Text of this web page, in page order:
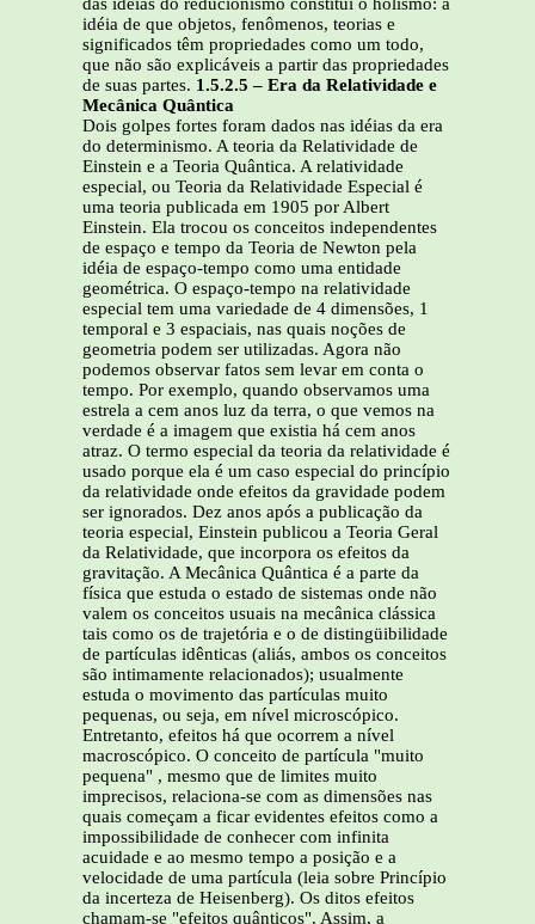
das idéias do reducionismo constitui o holismo: a
idéia de que objetos, fenômenos, teorias e
significados têm propriedades como um todo,
que não são explicáveis a partir das propriedades
de suas partes. 1.5.2.5 – Era da Relatividade e
Mecânica Quântica
Dois golpes fortes foram dados nas idéias da era
do determinismo. A teoria da Relatividade de
Einstein e a Teoria Quântica. A relatividade
especial, ou Teoria da Relatividade Especial é
uma teoria publicada em 1905 por Albert
Einstein. Ela trocou os conceitos independentes
de espaço e tempo da Teoria de Newton pela
idéia de espaço-tempo como uma entidade
geométrica. O espaço-tempo na relatividade
especial tem uma variedade de 4 dimensões, 1
temporal e 3 espaciais, nas quais noções de
geometria podem ser utilizadas. Agora não
podemos observar fatos sem levar em conta o
tempo. Por exemplo, quando observamos uma
estrela a cem anos luz da terra, o que vemos na
verdade é a imagem que existia há cem anos
atraz. O termo especial da teoria da relatividade é
usado porque ela é um caso especial do princípio
da relatividade onde efeitos da gravidade podem
ser ignorados. Dez anos após a publicação da
teoria especial, Einstein publicou a Teoria Geral
da Relatividade, que incorpora os efeitos da
gravitação. A Mecânica Quântica é a parte da
física que estuda o estado de sistemas onde não
valem os conceitos usuais na mecânica clássica
tais como os de trajetória e o de distingüibilidade
de partículas idênticas (aliás, ambos os conceitos
são intimamente relacionados); usualmente
estuda o movimento das partículas muito
pequenas, ou seja, em nível microscópico.
Entretanto, efeitos há que ocorrem a nível
macroscópico. O conceito de partícula "muito
pequena" , mesmo que de limites muito
imprecisos, relaciona-se com as dimensões nas
quais começam a ficar evidentes efeitos como a
impossibilidade de conhecer com infinita
acuidade e ao mesmo tempo a posição e a
velocidade de uma partícula (leia sobre Princípio
da incerteza de Heisenberg). Os ditos efeitos
chamam-se "efeitos quânticos". Assim, a